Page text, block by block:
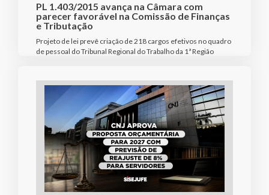
PL 1.403/2015 avança na Câmara com
parecer favorável na Comissão de Finanças
e Tributação
Projeto de lei prevê criação de 218 cargos efetivos no quadro
de pessoal do Tribunal Regional do Trabalho da 1ª Região